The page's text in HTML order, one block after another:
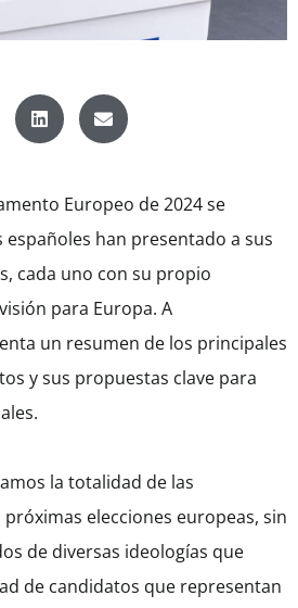
Europeo de 2024 se
han presentado a sus
cada uno con su propio
para Europa. A
un resumen de los principales
y sus propuestas clave para
la totalidad de las
elecciones europeas, sin
de diversas ideologías que
de candidatos que representan